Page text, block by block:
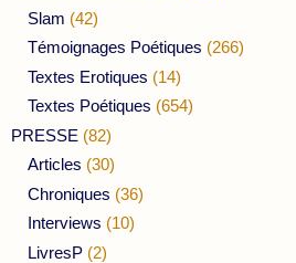
Slam (42)
Témoignages Poétiques (266)
Textes Erotiques (14)
Textes Poétiques (654)
PRESSE (82)
Articles (30)
Chroniques (36)
Interviews (10)
LivresP (2)